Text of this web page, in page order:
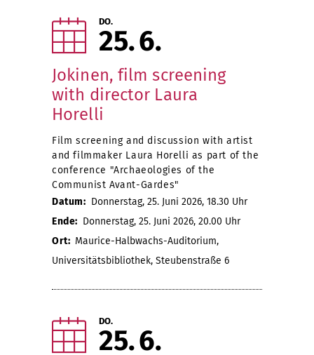
DO.
25 6
Jokinen, film screening
with director Laura
Horelli
Film screening and discussion with artist
and filmmaker Laura Horelli as part of the
conference "Archaeologies of the
Communist Avant-Gardes"
Datum: Donnerstag, 25. Juni 2026, 18.30 Uhr
Ende: Donnerstag, 25. Juni 2026, 20.00 Uhr
Ort: Maurice-Halbwachs-Auditorium,
Universitätsbibliothek, Steubenstraße 6
DO.
25 6